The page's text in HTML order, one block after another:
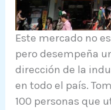
Este mercado no
pero desempeña
dirección de la
en todo el país.
100 personas que